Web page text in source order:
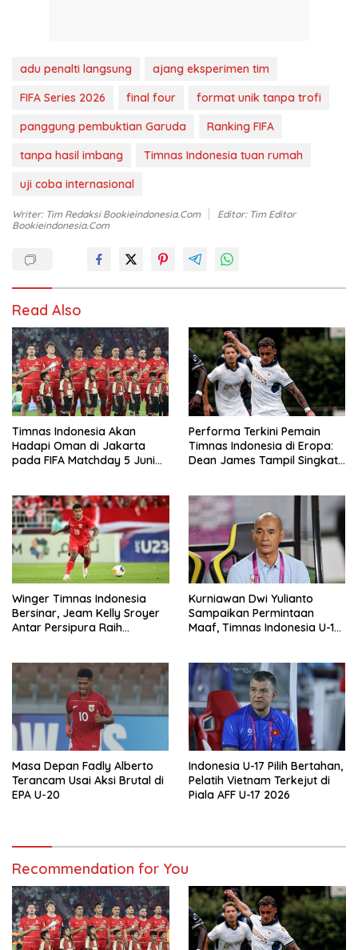
adu penalti langsung
ajang eksperimen tim
FIFA Series 2026
final four
format unik tanpa trofi
panggung pembuktian Garuda
Ranking FIFA
tanpa hasil imbang
Timnas Indonesia tuan rumah
uji coba internasional
Writer: Tim Redaksi Bookieindonesia.com
Editor: Tim Editor
Bookieindonesia.com
Read Also
Timnas Indonesia Akan
Hadapi Oman di Jakarta
pada FIFA Matchday 5 Juni
Performa Terkini Pemain
Timnas Indonesia di Eropa:
Dean James Tampil Singkat,
Winger Timnas Indonesia
Bersinar, Jeam Kelly Sroyer
Antar Persipura Raih
Kurniawan Dwi Yulianto
Sampaikan Permintaan
Maaf, Timnas Indonesia U-17
Masa Depan Fadly Alberto
Terancam Usai Aksi Brutal di
EPA U-20
Indonesia U-17 Pilih Bertahan,
Pelatih Vietnam Terkejut di
Piala AFF U-17 2026
Recommendation for You